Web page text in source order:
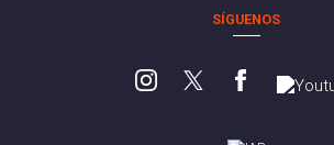
SÍGUENOS